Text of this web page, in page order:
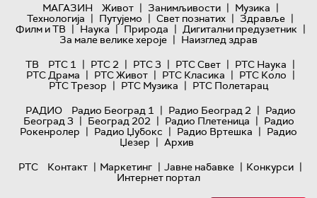
МАГАЗИН
Живот | Занимљивости | Музика |
Технологијa | Путујемо | Свет познатих | Здравље |
Филм и ТВ | Наука | Природа | Дигитални предузетник |
За мале велике хероје | Наизглед здрав
ТВ
РТС 1 | РТС 2 | РТС 3 | РТС Свет | РТС Наука |
РТС Драма | РТС Живот | РТС Класика | РТС Коло |
РТС Трезор | РТС Музика | РТС Полетарац
РАДИО
Радио Београд 1 | Радио Београд 2 | Радио
Београд 3 | Београд 202 | Радио Плетеница | Радио
Рокенролер | Радио Џубокс | Радио Вртешка | Радио
Џезер | Архив
РТС
Контакт | Маркетинг | Јавне набавке | Конкурси |
Интернет портал